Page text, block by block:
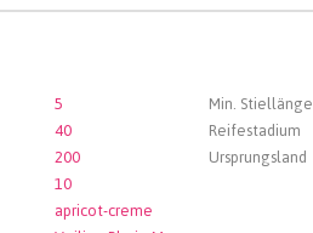
5 Min. Stiellänge
40 Reifestadium
200 Ursprungsland
10
apricot-creme